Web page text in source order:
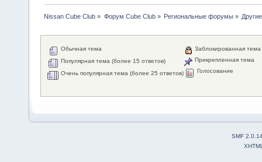
Nissan Cube Club » Форум Cube Club» Региональные форумы»
Обычная тема
Популярная тема (более 15 ответов)
Очень популярная тема (более 25 ответов)
Заблокированная тема
Прикрепленная тема
Голосование
SMF